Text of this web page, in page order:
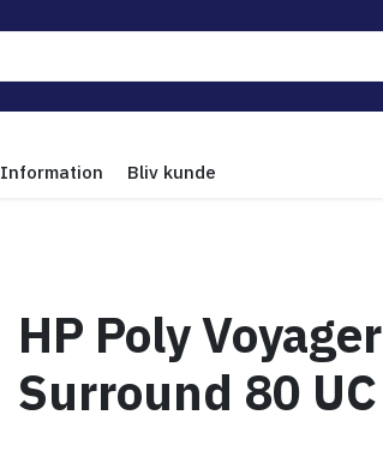
Information Bliv kunde
HP Poly Voyager
Surround 80 UC